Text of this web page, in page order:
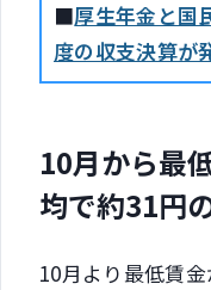
■厚生年金と
度の収支決算が
10月から最
均で約31円
10月より最低賃